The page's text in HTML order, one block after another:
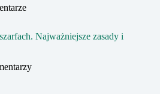
Najważniejsze zasady i